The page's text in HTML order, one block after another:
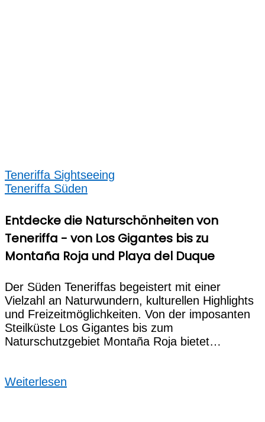
Teneriffa Sightseeing
Teneriffa Süden
Entdecke die Naturschönheiten von
Teneriffa - von Los Gigantes bis zu
Montaña Roja und Playa del Duque
Der Süden Teneriffas begeistert mit einer
Vielzahl an Naturwundern, kulturellen Highlights
und Freizeitmöglichkeiten. Von der imposanten
Steilküste Los Gigantes bis zum
Naturschutzgebiet Montaña Roja bietet…
Weiterlesen